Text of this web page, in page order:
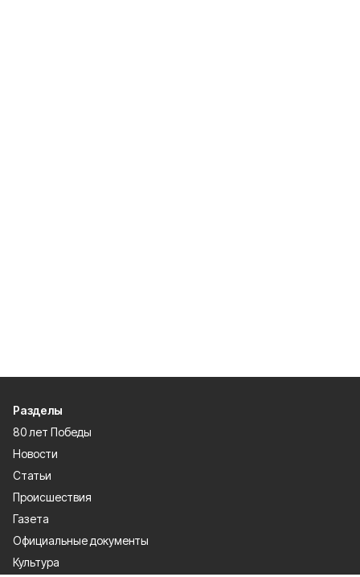
Разделы
80 лет Победы
Новости
Статьи
Происшествия
Газета
Официальные документы
Культура